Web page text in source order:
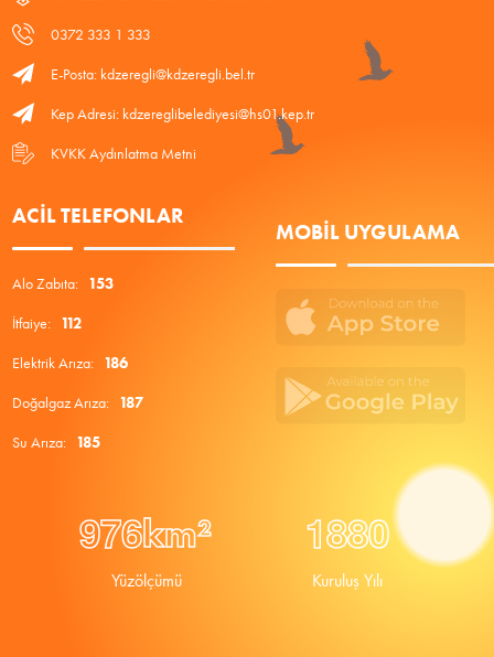
0372 333 1 333
E-Posta: kdzeregli@kdzeregli.bel.tr
Kep Adresi: kdzereglibelediyesi@hs01.kep.tr
KVKK Aydınlatma Metni
ACIL TELEFONLAR
Alo Zabıta: 153
İtfaiye: 112
Elektrik Arıza: 186
Doğalgaz Arıza: 187
Su Arıza: 185
MOBIL UYGULAMA
976km²
Yüzölçümü
1880
Kuruluş Yılı